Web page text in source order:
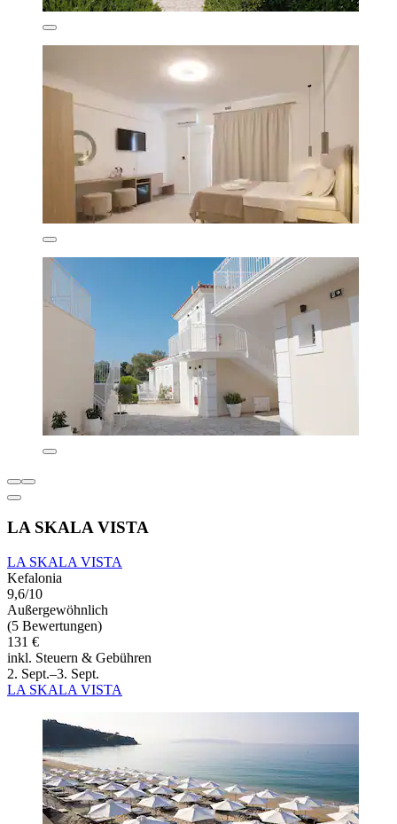
LA SKALA VISTA
LA SKALA VISTA
Kefalonia
9,6/10
Außergewöhnlich
(5 Bewertungen)
131 €
inkl. Steuern & Gebühren
2. Sept.–3. Sept.
LA SKALA VISTA